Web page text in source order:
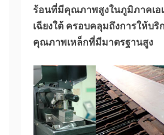
ร้อนที่มีคุณภาพสูงในภูมิภาคเอ
เฉียงใต้ ครอบคลุมถึงการให้บ
คุณภาพเหล็กที่มีมาตรฐานสูง